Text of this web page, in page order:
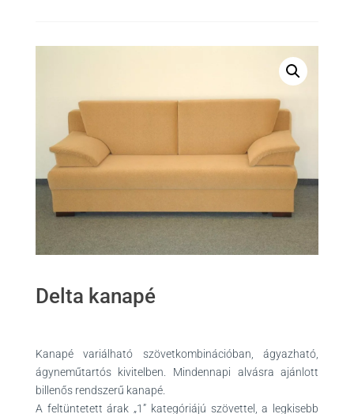
Delta kanapé
Kanapé variálható szövetkombinációban, ágyazható,
ágyneműtartós kivitelben. Mindennapi alvásra ajánlott
billenős rendszerű kanapé.
A feltüntetett árak „1” kategóriájú szövettel, a legkisebb